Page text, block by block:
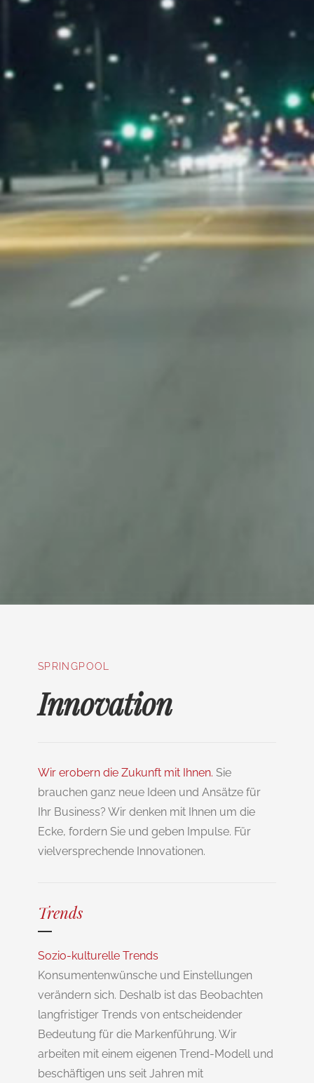
SPRINGPOOL
Innovation
Wir erobern die Zukunft mit Ihnen. Sie
brauchen ganz neue Ideen und Ansätze für
Ihr Business? Wir denken mit Ihnen um die
Ecke, fordern Sie und geben Impulse. Für
vielversprechende Innovationen.
Trends
Sozio-kulturelle Trends
Konsumentenwünsche und Einstellungen
verändern sich. Deshalb ist das Beobachten
langfristiger Trends von entscheidender
Bedeutung für die Markenführung. Wir
arbeiten mit einem eigenen Trend-Modell und
beschäftigen uns seit Jahren mit